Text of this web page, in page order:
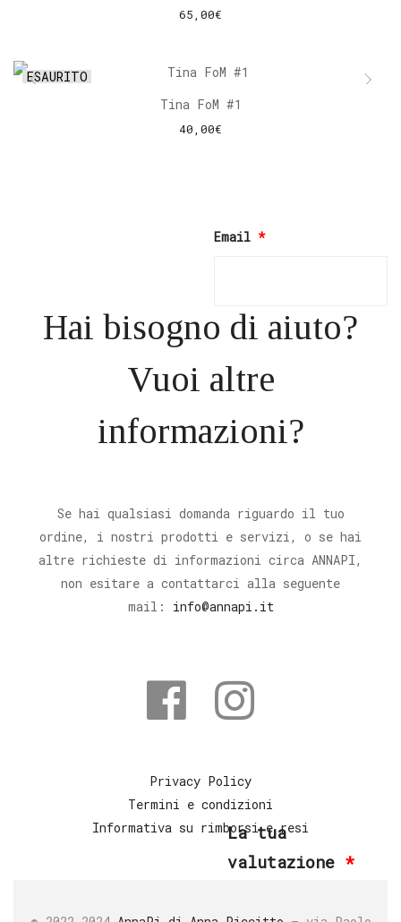
La tua
valutazione *
Email *
65,00€
ESAURITO
Tina FoM #1
40,00€
Hai bisogno di aiuto?
Vuoi altre
informazioni?
Se hai qualsiasi domanda riguardo il tuo
ordine, i nostri prodotti e servizi, o se hai
altre richieste di informazioni circa ANNAPI,
non esitare a contattarci alla seguente
mail: info@annapi.it
Privacy Policy
Termini e condizioni
Informativa su rimborsi e resi